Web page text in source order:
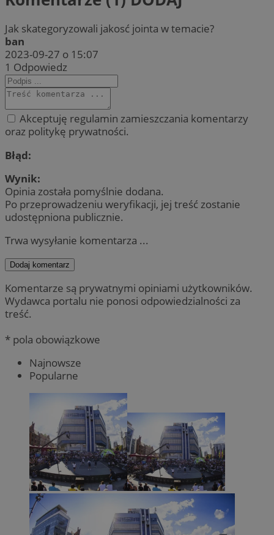
Jak skategoryzowali jakosć jointa w temacie?
ban
2023-09-27 o 15:07
1 Odpowiedz
Akceptuję regulamin zamieszczania komentarzy
oraz politykę prywatności.
Błąd:
Wynik:
Opinia została pomyślnie dodana.
Po przeprowadzeniu weryfikacji, jej treść zostanie
udostępniona publicznie.
Trwa wysyłanie komentarza ...
Dodaj komentarz
Komentarze są prywatnymi opiniami użytkowników.
Wydawca portalu nie ponosi odpowiedzialności za
treść.
* pola obowiązkowe
Najnowsze
Popularne